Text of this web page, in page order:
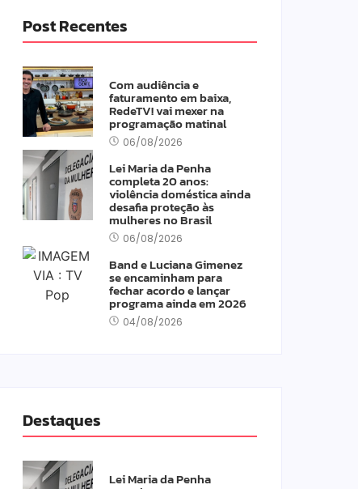
Post Recentes
Com audiência e
faturamento em baixa,
RedeTV! vai mexer na
programação matinal
06/08/2026
Lei Maria da Penha
completa 20 anos:
violência doméstica ainda
desafia proteção às
mulheres no Brasil
06/08/2026
Band e Luciana Gimenez
se encaminham para
fechar acordo e lançar
programa ainda em 2026
04/08/2026
Destaques
Lei Maria da Penha